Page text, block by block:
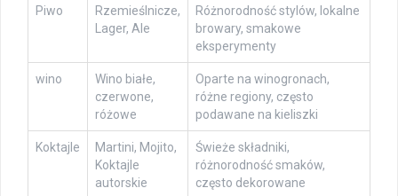
Piwo
Rzemieślnicze,
Lager, Ale
Różnorodność stylów, lokalne
browary, smakowe
eksperymenty
wino
Wino białe,
czerwone,
różowe
Oparte na winogronach,
różne regiony, często
podawane na kieliszki
Koktajle
Martini, Mojito,
Koktajle
autorskie
Świeże składniki,
różnorodność smaków,
często dekorowane